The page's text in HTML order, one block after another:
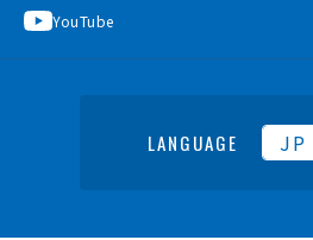
YouTube
LANGUAGE JP